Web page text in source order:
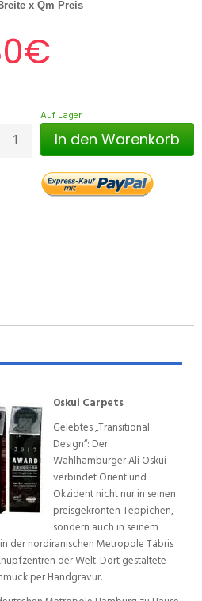
x Qm Preis
Auf Lager
In den Warenkorb
Oskui Carpets
Gelebtes „Transitional
Design“: Der
Wahlhamburger Ali Oskui
verbindet Orient und
Okzident nicht nur in seinen
preisgekrönten Teppichen,
sondern auch in seinem
der nordiranischen Metropole Täbris
der Welt. Dort gestaltete
per Handgravur.